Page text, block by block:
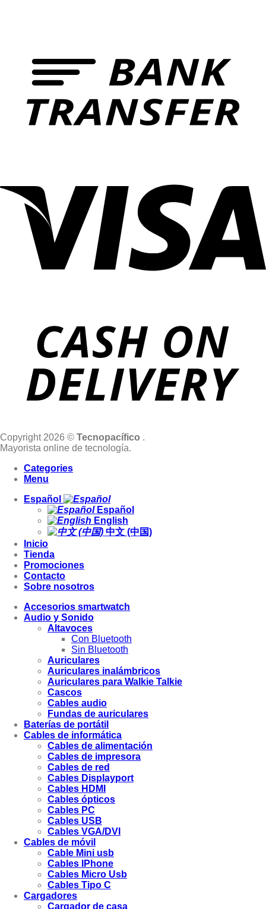
Copyright 2026 © Tecnopacífico .
Mayorista online de tecnología.
Categories
Menu
Español
Español
English
中文 (中国)
Inicio
Tienda
Promociones
Contacto
Sobre nosotros
Accesorios smartwatch
Audio y Sonido
Altavoces
Con Bluetooth
Sin Bluetooth
Auriculares
Auriculares inalámbricos
Auriculares para Walkie Talkie
Cascos
Cables audio
Fundas de auriculares
Baterías de portátil
Cables de informática
Cables de alimentación
Cables de impresora
Cables de red
Cables Displayport
Cables HDMI
Cables ópticos
Cables PC
Cables USB
Cables VGA/DVI
Cables de móvil
Cable Mini usb
Cables IPhone
Cables Micro Usb
Cables Tipo C
Cargadores
Cargador de casa